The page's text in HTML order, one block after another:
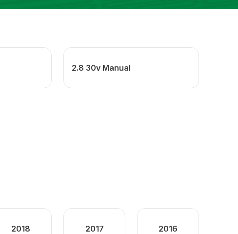
2.8 30v Manual
2018 2017 2016